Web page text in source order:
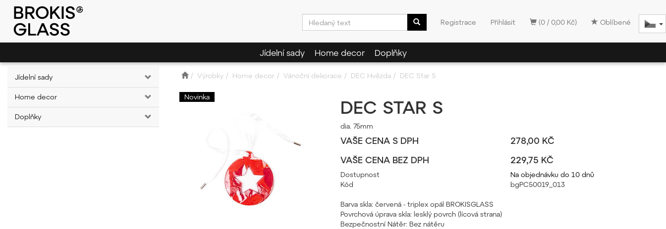
(0 / 0,00 Kč) Oblíbené
Registrace Přihlásit
Jídelní sady Home decor Doplňky
Jídelní sady
Home decor
Doplňky
Výrobky Home decor Vánoční dekorace DEC Hvězda DEC Star S
Novinka DEC STAR S
dia. 75mm
VAŠE CENA S DPH
278,00 KČ
VAŠE CENA BEZ DPH
229,75 KČ
Dostupnost
Na objednávku do 10 dnů
Kód
bgPC50019_013
Barva skla: červená - triplex opál BROKISGLASS
Povrchová úprava skla: lesklý povrch (lícová strana)
Bezpečnostní Nátěr: Bez nátěru